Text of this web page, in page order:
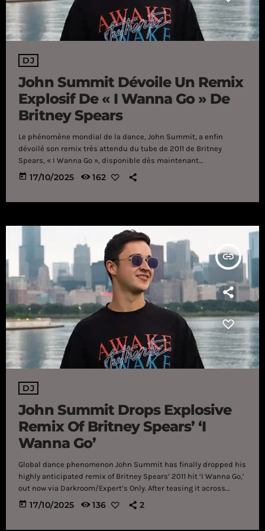
DJ
John Summit Dévoile Un Remix
Explosif De « I Wanna Go » De
Britney Spears
Le phénomène mondial de la dance, John Summit, a enfin
dévoilé son remix très attendu du tube de 2011 de Britney
Spears, « I Wanna Go », disponible dès maintenant
sur Darkroom/Expert's Only . Après l'avoir présenté sur de
grandes scènes comme Ultra Europe , l'ACL Festival et son
emblématique, mêlant le […]
today 17/10/2025 162
insert_link
DJ
John Summit Drops Explosive
Remix Of Britney Spears’ ‘I
Wanna Go’
Global dance phenomenon John Summit has finally dropped his
highly anticipated remix of Britney Spears’ 2011 hit ‘I Wanna Go,’
out now via Darkroom/Expert’s Only. After teasing it across
major stages like Ultra Europe, ACL Festival, and his own Experts
Only Festival, the rework has officially landed—sending
today 17/10/2025 136 2